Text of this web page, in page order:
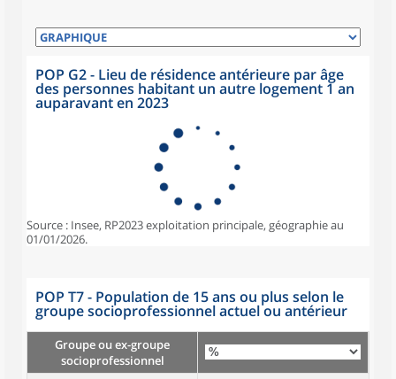
POP G2 - Lieu de résidence antérieure par âge
des personnes habitant un autre logement 1 an
auparavant en 2023
Source : Insee, RP2023 exploitation principale, géographie au
01/01/2026.
POP T7 - Population de 15 ans ou plus selon le
groupe socioprofessionnel actuel ou antérieur
Groupe ou ex-groupe
socioprofessionnel